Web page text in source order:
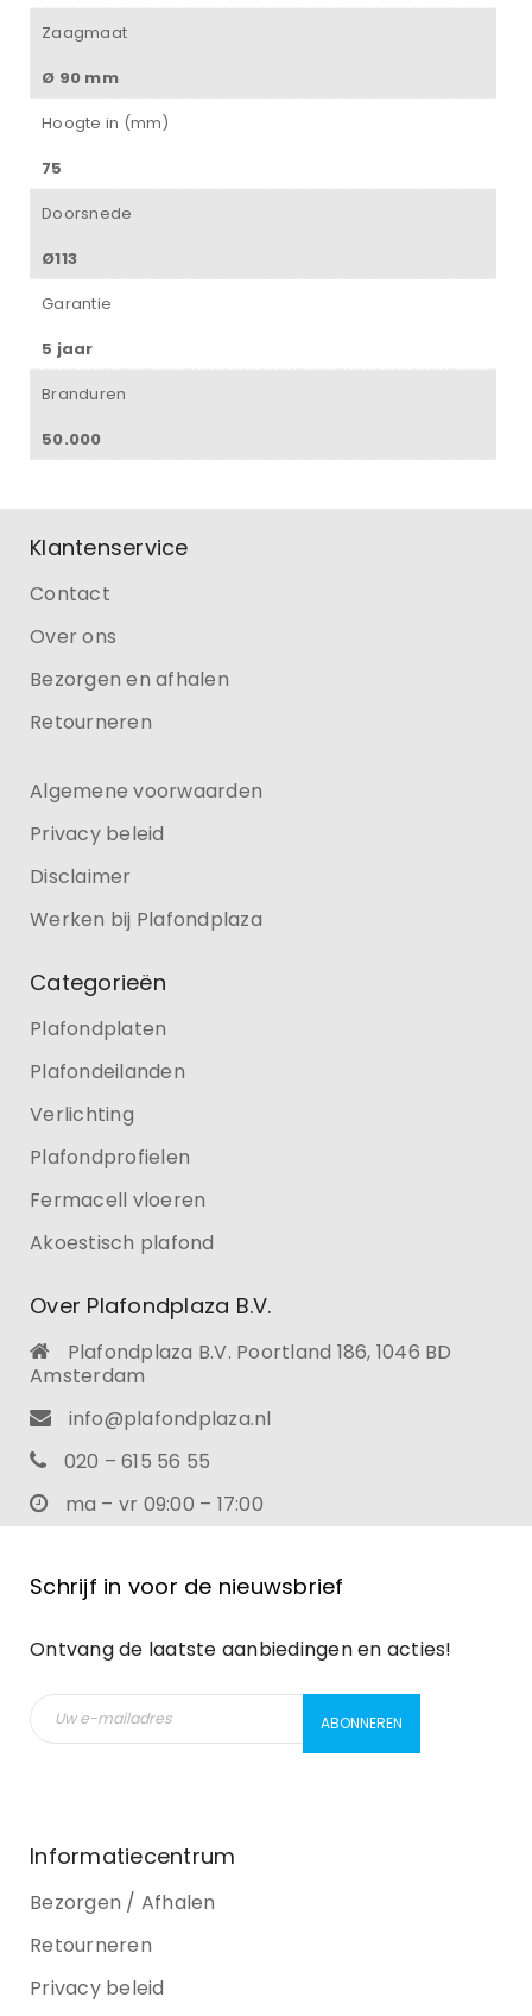
Zaagmaat
Ø 90 mm
Hoogte in (mm)
75
Doorsnede
Ø113
Garantie
5 jaar
Branduren
50.000
Klantenservice
Contact
Over ons
Bezorgen en afhalen
Retourneren
Algemene voorwaarden
Privacy beleid
Disclaimer
Werken bij Plafondplaza
Categorieën
Plafondplaten
Plafondeilanden
Verlichting
Plafondprofielen
Fermacell vloeren
Akoestisch plafond
Over Plafondplaza B.V.
Plafondplaza B.V. Poortland 186, 1046 BD
Amsterdam
info@plafondplaza.nl
020 – 615 56 55
ma – vr 09:00 – 17:00
Schrijf in voor de nieuwsbrief
Ontvang de laatste aanbiedingen en acties!
Informatiecentrum
Bezorgen / Afhalen
Retourneren
Privacy beleid